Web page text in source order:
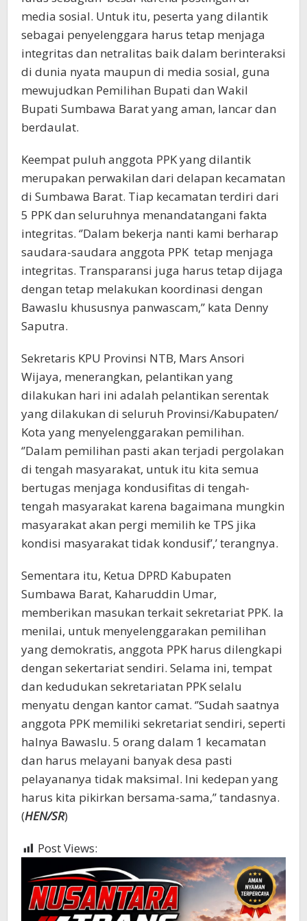
media sosial. Untuk itu, peserta yang dilantik
sebagai penyelenggara harus tetap menjaga
integritas dan netralitas baik dalam berinteraksi
di dunia nyata maupun di media sosial, guna
mewujudkan Pemilihan Bupati dan Wakil
Bupati Sumbawa Barat yang aman, lancar dan
berdaulat.
Keempat puluh anggota PPK yang dilantik
merupakan perwakilan dari delapan kecamatan
di Sumbawa Barat. Tiap kecamatan terdiri dari
5 PPK dan seluruhnya menandatangani fakta
integritas. ‘’Dalam bekerja nanti kami berharap
saudara-saudara anggota PPK tetap menjaga
integritas. Transparansi juga harus tetap dijaga
dengan tetap melakukan koordinasi dengan
Bawaslu khususnya panwascam,” kata Denny
Saputra.
Sekretaris KPU Provinsi NTB, Mars Ansori
Wijaya, menerangkan, pelantikan yang
dilakukan hari ini adalah pelantikan serentak
yang dilakukan di seluruh Provinsi/Kabupaten/
Kota yang menyelenggarakan pemilihan.
‘’Dalam pemilihan pasti akan terjadi pergolakan
di tengah masyarakat, untuk itu kita semua
bertugas menjaga kondusifitas di tengah-
tengah masyarakat karena bagaimana mungkin
masyarakat akan pergi memilih ke TPS jika
kondisi masyarakat tidak kondusif’,’ terangnya.
Sementara itu, Ketua DPRD Kabupaten
Sumbawa Barat, Kaharuddin Umar,
memberikan masukan terkait sekretariat PPK. Ia
menilai, untuk menyelenggarakan pemilihan
yang demokratis, anggota PPK harus dilengkapi
dengan sekertariat sendiri. Selama ini, tempat
dan kedudukan sekretariatan PPK selalu
menyatu dengan kantor camat. ‘’Sudah saatnya
anggota PPK memiliki sekretariat sendiri, seperti
halnya Bawaslu. 5 orang dalam 1 kecamatan
dan harus melayani banyak desa pasti
pelayananya tidak maksimal. Ini kedepan yang
harus kita pikirkan bersama-sama,’’ tandasnya.
(HEN/SR)
Post Views: